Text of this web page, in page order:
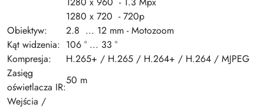
1280 x 720 - 720p
Obiektyw:
2.8 ... 12 mm - Motozoom
Kąt widzenia: 106 ° ... 33 °
Kompresja:
H.265+ / H.265 / H.264+ / H.264 / MJPEG
Zasięg
oświetlacza IR:
50 m
Wejścia /